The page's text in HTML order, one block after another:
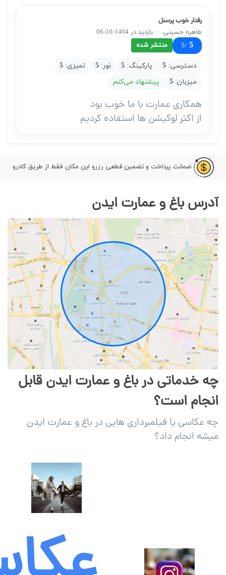
رفتار خوب پرسنل
طاهره حسینی · بازدید در 1404-10-06
منتشر شده
5
/5
دسترسی: 5 پارکینگ: 5 نور: 5 تمیزی: 5
میزبان: 5 پیشنهاد می‌کنم
همکاری عمارت با ما خوب بود
از اکثر لوکیشن ها استفاده کردیم
ضمانت پرداخت و تضمین قطعی رزرو این مکان فقط از طریق کادرو
آدرس باغ و عمارت ایدن
چه خدماتی در باغ و عمارت ایدن قابل
انجام است؟
چه عکاسی یا فیلمبرداری هایی در باغ و عمارت ایدن
میشه انجام داد؟